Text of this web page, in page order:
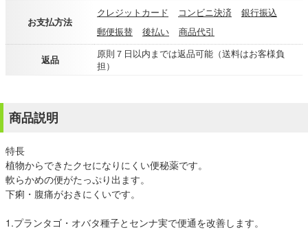
お支払方法
クレジットカード コンビニ決済
銀行振込
郵便振替
後払い 商品代引
返品
原則７日以内までは返品可能（送料はお客様負
担）
商品説明
特長
植物からできたクセになりにくい便秘薬です。
軟らかめの便がたっぷり出ます。
下痢・腹痛がおきにくいです。
1.プランタゴ・オバタ種子とセンナ実で便通を改善します。